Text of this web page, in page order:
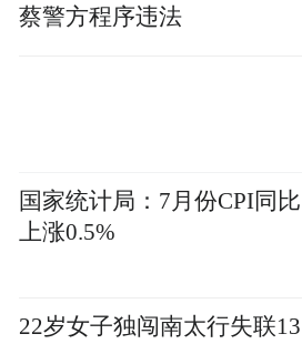
蔡警方程序违法
国家统计局：7月份CPI同比
上涨0.5%
22岁女子独闯南太行失联13